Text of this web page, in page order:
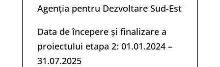
Agenția pentru Dezvoltare Sud-Est
Data de începere și finalizare a
proiectului etapa 2: 01.01.2024 –
31.07.2025